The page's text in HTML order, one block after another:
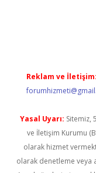
Reklam ve İletişim:
Yasal Uyarı: Sitemiz,
ve İletişim Kurumu
olarak hizmet
olarak denetleme veya